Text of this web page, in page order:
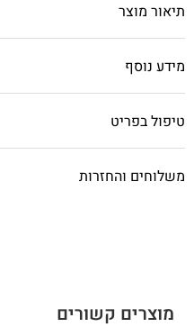
תיאור מוצר
מידע נוסף
טיפול בפריט
משלוחים והחזרות
מוצרים קשורים